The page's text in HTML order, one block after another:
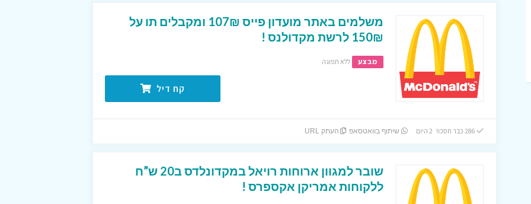
משלמים באתר מועדון פייס 107₪ ומקבלים תו על
150₪ לרשת מקדולנס !
מבצע ללא תפוגה
קח דיל
286 כבר חסכו! 2 היום שיתוף בוואטסאפ העתק URL
שובר למגוון ארוחות רויאל במקדונלדס ב20 ש”ח
ללקוחות אמריקן אקספרס !